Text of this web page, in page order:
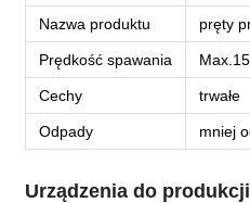
Nazwa produktu pręty
Prędkość spawania
Cechy trwałe
Odpady mniej
Urządzenia do